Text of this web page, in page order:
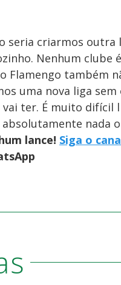
seria criarmos outra
Nenhum
Flamengo também
uma nova liga sem
vai ter. É muito difícil
absolutamente nada
lance! Siga o